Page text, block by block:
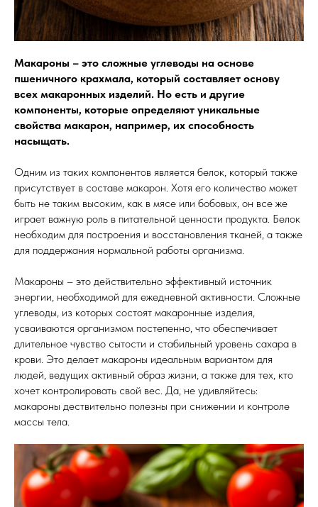
Макароны – это сложные углеводы на основе
пшеничного крахмала, который составляет основу
всех макаронных изделий. Но есть и другие
компоненты, которые определяют уникальные
свойства макарон, например, их способность
насыщать.
Одним из таких компонентов является белок, который также
присутствует в составе макарон. Хотя его количество может
быть не таким высоким, как в мясе или бобовых, он все же
играет важную роль в питательной ценности продукта. Белок
необходим для построения и восстановления тканей, а также
для поддержания нормальной работы организма.
Макароны – это действительно эффективный источник
энергии, необходимой для ежедневной активности. Сложные
углеводы, из которых состоят макаронные изделия,
усваиваются организмом постепенно, что обеспечивает
длительное чувство сытости и стабильный уровень сахара в
крови. Это делает макароны идеальным вариантом для
людей, ведущих активный образ жизни, а также для тех, кто
хочет контролировать свой вес. Да, не удивляйтесь:
макароны дествительно полезны при снижении и контроле
массы тела.